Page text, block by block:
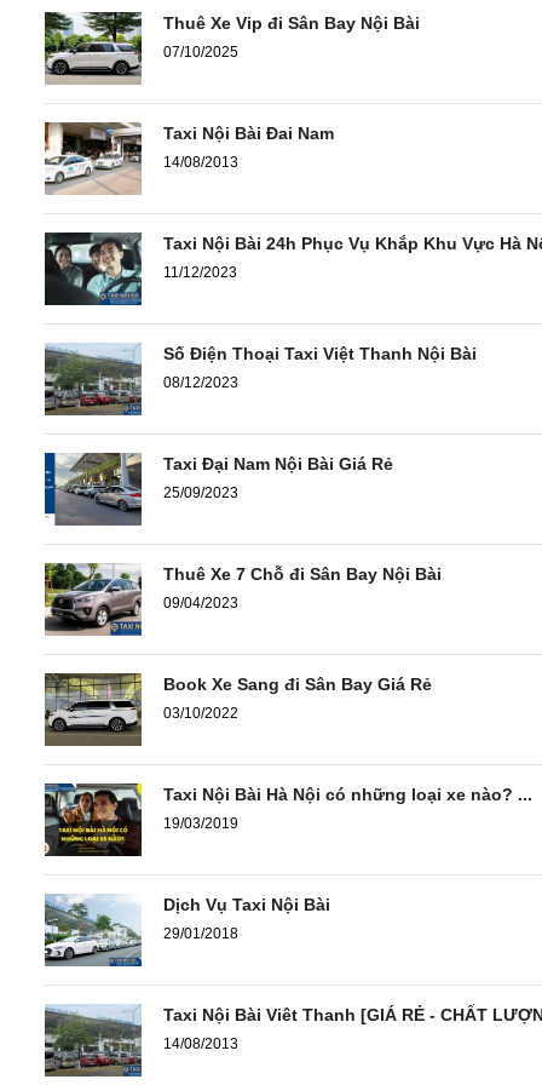
Thuê Xe Vip đi Sân Bay Nội Bài
07/10/2025
Taxi Nội Bài Đai Nam
14/08/2013
Taxi Nội Bài 24h Phục Vụ Khắp Khu Vực Hà
11/12/2023
Số Điện Thoại Taxi Việt Thanh Nội Bài
08/12/2023
Taxi Đại Nam Nội Bài Giá Rẻ
25/09/2023
Thuê Xe 7 Chỗ đi Sân Bay Nội Bài
09/04/2023
Book Xe Sang đi Sân Bay Giá Rẻ
03/10/2022
Taxi Nội Bài Hà Nội có những loại xe nào? ...
19/03/2019
Dịch Vụ Taxi Nội Bài
29/01/2018
Taxi Nội Bài Viêt Thanh [GIÁ RẺ - CHẤT
14/08/2013